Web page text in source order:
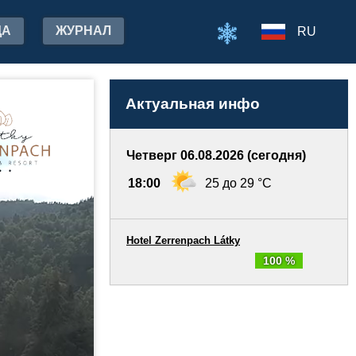
ЖУРНАЛ RU
Актуальная инфо
Четверг 06.08.2026 (сегодня)
18:00 25 до 29 °C
100 %
Hotel Zerrenpach Látky